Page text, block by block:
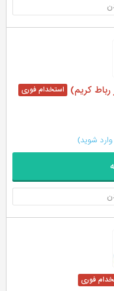
کریم)
شوید)